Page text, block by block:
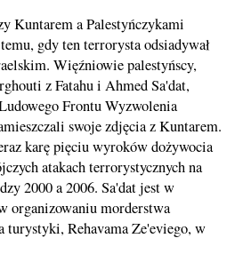
Kuntarem a Palestyńczykami
gdy ten terrorysta odsiadywał
Więźniowie palestyńscy,
z Fatahu i Ahmed Sa'dat,
Frontu Wyzwolenia
swoje zdjęcia z Kuntarem.
karę pięciu wyroków dożywocia
atakach terrorystycznych na
2000 a 2006. Sa'dat jest w
organizowaniu morderstwa
turystyki, Rehavama Ze'eviego, w